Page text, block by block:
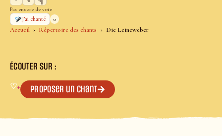
Accueil Répertoire des chants Die Leineweber
Pas encore de vote
J’ai chanté
0
ÉCOUTER SUR :
♡+ Proposer un chant